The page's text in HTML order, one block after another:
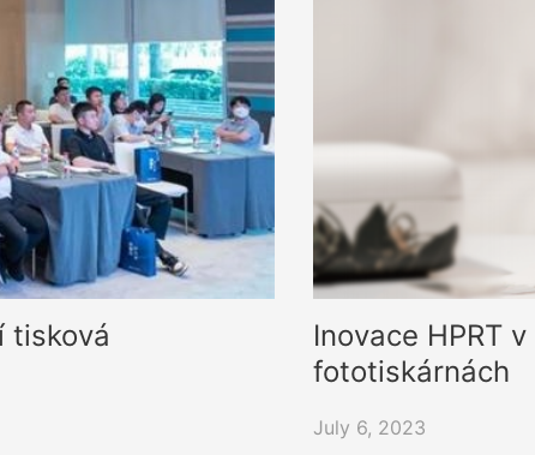
tisková
Inovace HPRT
fototiskárnách
July 6, 2023